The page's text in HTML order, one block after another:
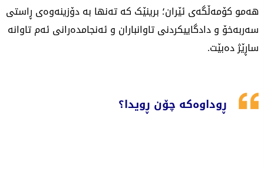
هەمو کۆمەڵگەی ئێران؛ برینێک کە تەنها بە دۆزینەوەی ڕاستی
سەربەخۆ و دادگاییکردنی تاوانباران و ئەنجامدەرانی ئەم تاوانە
ساڕێژ دەبێت.
ڕوداوەکە چۆن ڕویدا؟